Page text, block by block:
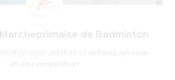
de Badminton
pour adultes et enfants, en loisir
et en compétition